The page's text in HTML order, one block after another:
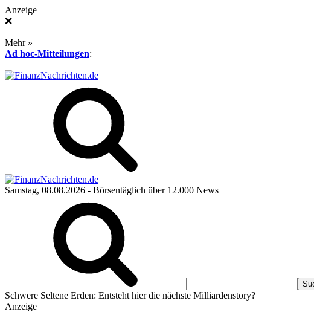
Anzeige
❌
Mehr »
Ad hoc-Mitteilungen:
Samstag, 08.08.2026 - Börsentäglich über 12.000 News
Schwere Seltene Erden: Entsteht hier die nächste Milliardenstory?
Anzeige